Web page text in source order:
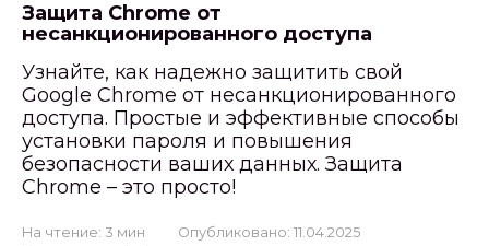
Защита Chrome от
несанкционированного доступа
Узнайте, как надежно защитить свой
Google Chrome от несанкционированного
доступа. Простые и эффективные способы
установки пароля и повышения
безопасности ваших данных. Защита
Chrome – это просто!
На чтение: 3 мин Опубликовано: 11.04.2025